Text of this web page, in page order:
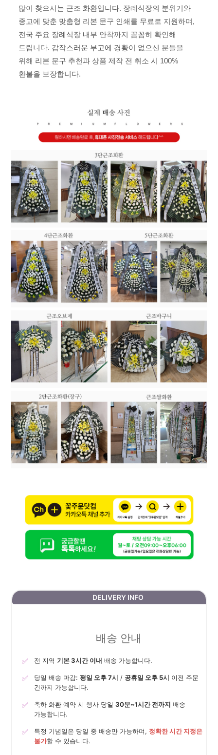
많이 찾으시는 근조 화환입니다. 장례식장의 분위기와
종교에 맞춘 맞춤형 리본 문구 인쇄를 무료로 지원하며,
전국 주요 장례식장 내부 안착까지 꼼꼼히 확인해
드립니다. 갑작스러운 부고에 경황이 없으신 분들을
위해 리본 문구 추천과 상품 제작 전 취소 시 100%
환불을 보장합니다.
DELIVERY INFO
배송 안내
✅ 전 지역 기본 3시간 이내 배송 가능합니다.
✅ 당일 배송 마감: 평일 오후 7시 / 공휴일 오후 5시 이전 주문
건까지 가능합니다.
✅ 축하 화환 예약 시 행사 당일 30분~1시간 전까지 배송
가능합니다.
✅ 특정 기념일은 당일 중 배송만 가능하며, 정확한 시간 지정은
불가할 수 있습니다.